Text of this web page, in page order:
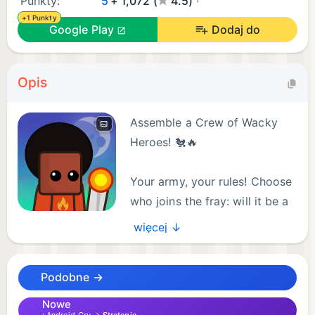
+1 Punkty
Google Play Dodaj do
Opis
Assemble a Crew of Wacky
Heroes! 🐔🔥
Your army, your rules! Choose
who joins the fray: will it be a
brave rooster-knight ready to
peck enemies where it hurts, or a tired fire mage
go on vacation?
Forget the grind. Upgrade your combat slots, and
więcej ↓
Podobne →
Nowe